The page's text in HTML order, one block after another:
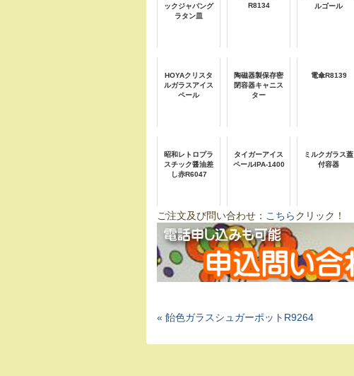
ックジャパング
ラタン皿
R8134
ルゴール
HOYAクリスタ
ルガラスアイス
ペール
陶磁器製保存密
閉容器キャニス
ター
電傘R8139
昭和レトロプラ
スチック醤油差
し赤R6047
タイガーアイス
ペールIPA-1400
ミルクガラス蓋
付容器
ご注文及び問い合わせ： こちらクリック！
« 飴色ガラスシュガーポットR9264